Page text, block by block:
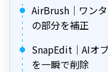
AirBrush｜ワン
の部分を補正
SnapEdit｜AIオ
を一瞬で削除